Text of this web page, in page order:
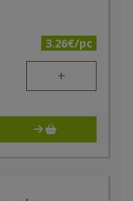
3.26€/pc
+